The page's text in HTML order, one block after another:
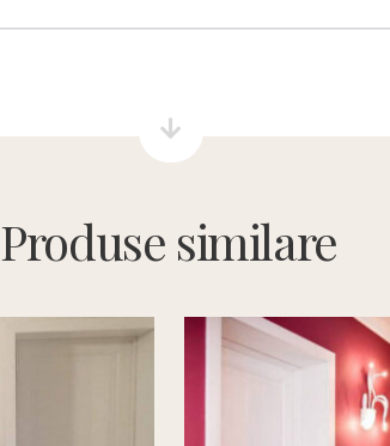
Produse similare